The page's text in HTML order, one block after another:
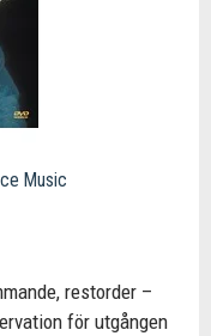
Music
restorder –
för utgången